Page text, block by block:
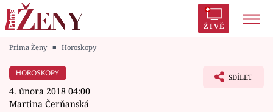
ŽIVĚ
Módní alarm
Prima Ženy ■ Horoskopy
HOROSKOPY
4. února 2018 04:00
Martina Čerňanská
SDÍLET